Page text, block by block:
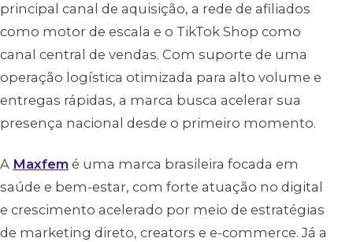
principal canal de aquisição, a rede de afiliados
como motor de escala e o TikTok Shop como
canal central de vendas. Com suporte de uma
operação logística otimizada para alto volume e
entregas rápidas, a marca busca acelerar sua
presença nacional desde o primeiro momento.
A Maxfem é uma marca brasileira focada em
saúde e bem-estar, com forte atuação no digital
e crescimento acelerado por meio de estratégias
de marketing direto, creators e e-commerce. Já a